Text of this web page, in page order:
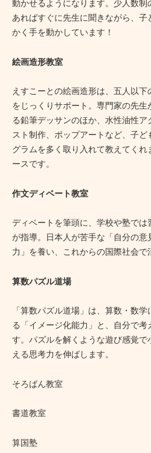
動かせるようになります。少人数
あればすぐに先生に聞きながら、
かく手を動かしています！
絵画造形教室
えすこーとの絵画造形は、五人以
をじっくりサポート。専門家の先
る鉛筆デッサンのほか、水性油性
スト制作、ポップアートなど、子
グラムを多く取り入れて教えてく
ースです。
作文ディベート教室
ディベートを筆頭に、学校や塾で
が指導。日本人が苦手な「自分の意
力」を養い、これからの国際社会で
算数パズル道場
「算数パズル道場」は、算数・数
る「イメージ化能力」と、自分で考
す。パズルを解くような遊び感覚
える思考力を伸ばします。
そろばん教室
書道教室
算国塾